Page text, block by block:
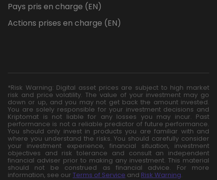
Pays pris en charge (EN)
Actions prises en charge (EN)
*Risk Warning: Digital asset prices are subject to high market
risk and price volatility. The value of your investment may go
down or up, and you may not get back the amount invested.
You are solely responsible for your investment decisions and
Kriptomat is not liable for any losses you may incur. Past
performance is not a reliable predictor of future performance.
You should only invest in products you are familiar with and
where you understand the risks. You should carefully consider
your investment experience, financial situation, investment
objectives and risk tolerance and consult an independent
financial adviser prior to making any investment. This material
should not be construed as financial advice. For more
information, see our Terms of Service and Risk Warning.